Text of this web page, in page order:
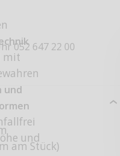
mit
und
und
052 647 22 00
am Stück)